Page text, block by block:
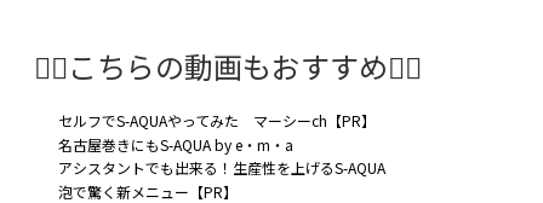
🤸‍♂️こちらの動画もおすすめ🤸‍♀️
セルフでS-AQUAやってみた マーシーch【PR】
名古屋巻きにもS-AQUA by e・m・a
アシスタントでも出来る！生産性を上げるS-AQUA
泡で驚く新メニュー【PR】